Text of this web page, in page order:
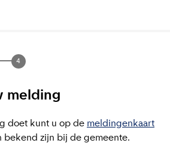
melding
doet kunt u op de meldingenkaart
bekend zijn bij de gemeente.